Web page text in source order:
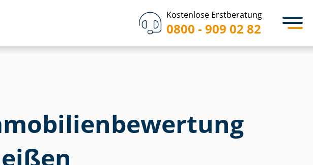
Kostenlose Erstberatung
0800 - 909 02 82